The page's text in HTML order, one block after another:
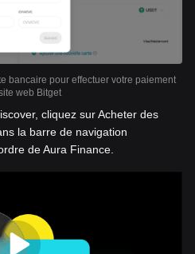
bancaire pour effectuer votre paiement
web Bitget
cliquez sur Acheter des
la barre de navigation
de Aura Finance.